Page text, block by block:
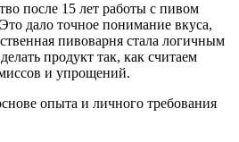
после 15 лет работы с пивом
дало точное понимание вкуса,
пивоварня стала логичным
продукт так, как считаем
и упрощений.
опыта и личного требования